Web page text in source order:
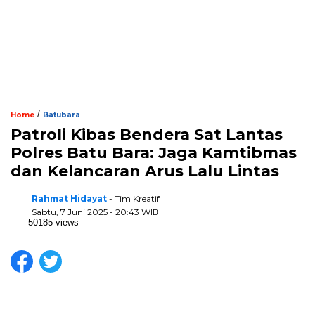
Home / Batubara
Patroli Kibas Bendera Sat Lantas
Polres Batu Bara: Jaga Kamtibmas
dan Kelancaran Arus Lalu Lintas
Rahmat Hidayat - Tim Kreatif
Sabtu, 7 Juni 2025 - 20:43 WIB
50185 views